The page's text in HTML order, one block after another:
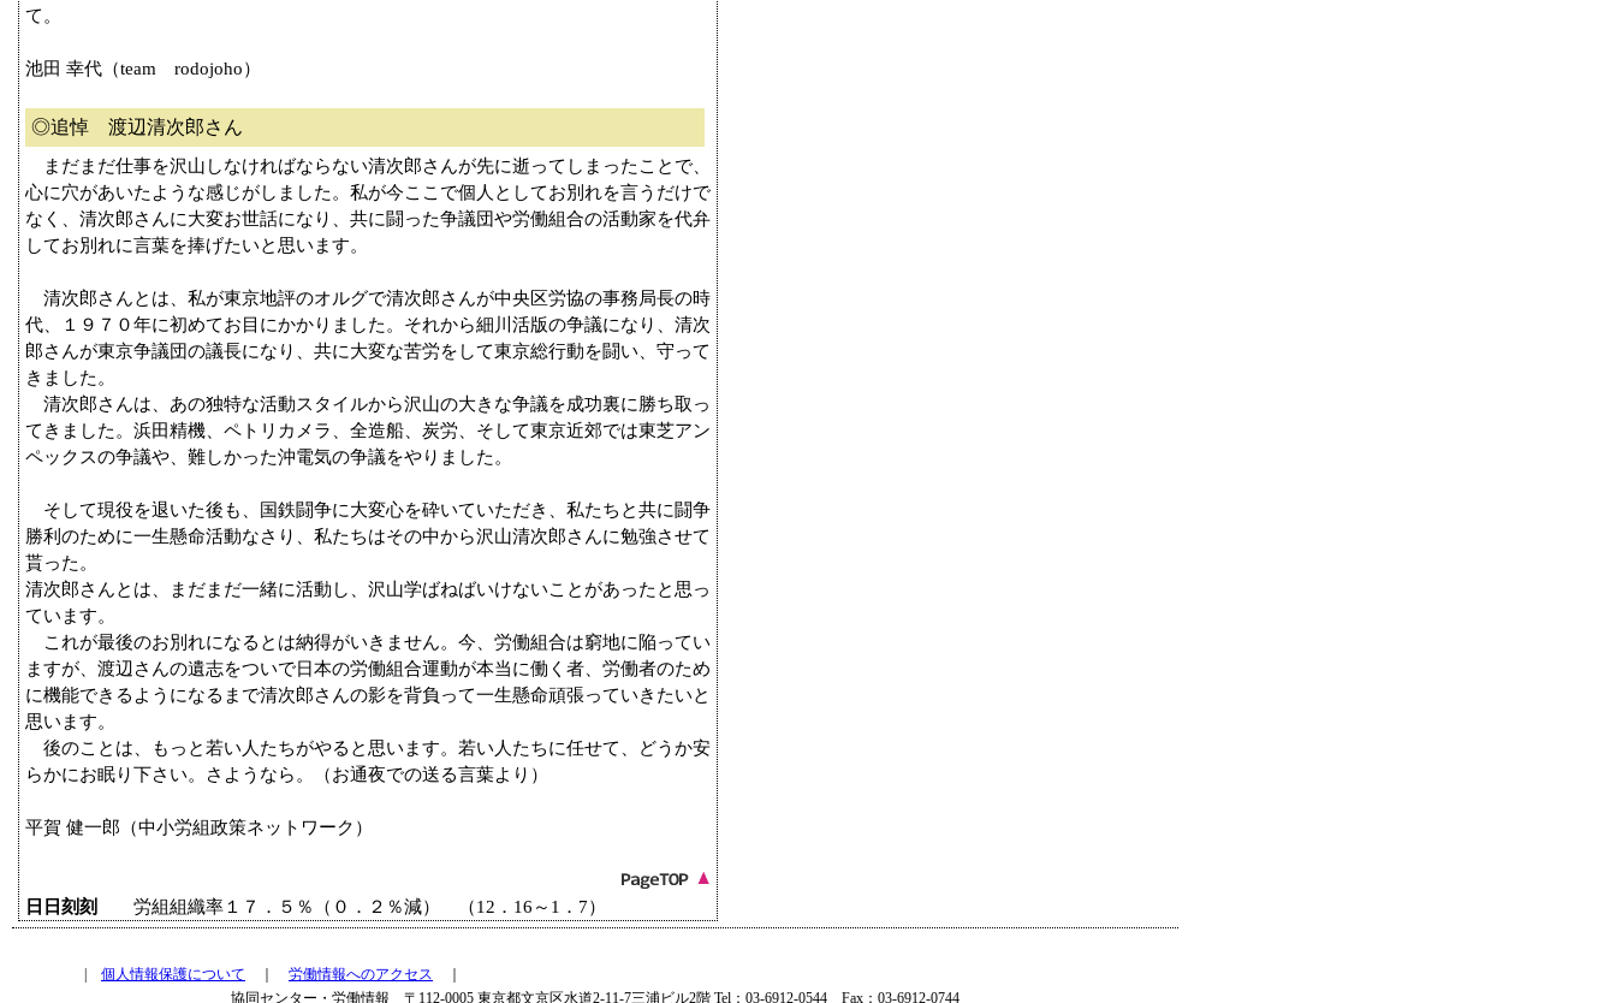
て。
池田 幸代（team rodojoho）
◎追悼 渡辺清次郎さん
まだまだ仕事を沢山しなければならない清次郎さんが先に逝ってしまったことで、
心に穴があいたような感じがしました。私が今ここで個人としてお別れを言うだけで
なく、清次郎さんに大変お世話になり、共に闘った争議団や労働組合の活動家を代弁
してお別れに言葉を捧げたいと思います。
清次郎さんとは、私が東京地評のオルグで清次郎さんが中央区労協の事務局長の時
代、１９７０年に初めてお目にかかりました。それから細川活版の争議になり、清次
郎さんが東京争議団の議長になり、共に大変な苦労をして東京総行動を闘い、守って
きました。
清次郎さんは、あの独特な活動スタイルから沢山の大きな争議を成功裏に勝ち取っ
てきました。浜田精機、ペトリカメラ、全造船、炭労、そして東京近郊では東芝アン
ペックスの争議や、難しかった沖電気の争議をやりました。
そして現役を退いた後も、国鉄闘争に大変心を砕いていただき、私たちと共に闘争
勝利のために一生懸命活動なさり、私たちはその中から沢山清次郎さんに勉強させて
貰った。
清次郎さんとは、まだまだ一緒に活動し、沢山学ばねばいけないことがあったと思っ
ています。
これが最後のお別れになるとは納得がいきません。今、労働組合は窮地に陥ってい
ますが、渡辺さんの遺志をついで日本の労働組合運動が本当に働く者、労働者のため
に機能できるようになるまで清次郎さんの影を背負って一生懸命頑張っていきたいと
思います。
後のことは、もっと若い人たちがやると思います。若い人たちに任せて、どうか安
らかにお眠り下さい。さようなら。（お通夜での送る言葉より）
平賀 健一郎（中小労組政策ネットワーク）
日日刻刻 労組組織率１７．５％（０．２％減） （12．16～1．7）
個人情報保護について 労働情報へのアクセス
協同センター・労働情報 〒112-0005 東京都文京区水道2-11-7三浦ビル2階 Tel：03-6912-0544 Fax：03-6912-0744